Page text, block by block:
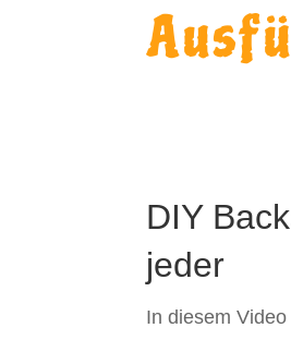
DIY
jeder
In diesem